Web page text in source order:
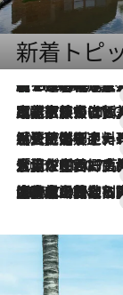
新着トピ
2026.8.7
【トンボの足水浴】ヒノキの香りに包まれて涼感マックス！約13℃の湧水かけ流しを避暑地「星野温泉 トンボの湯」で体験
2026.7.31
【ホテル帰省】という選択肢をOMOが提案。家族とほどよい距離を保つには「昼は実家、夜は気兼ねなく
2026.7.24
【夏限定ディナーコース】旬を迎える稚鮎や花ズッキーニなどをイタリア・トスカーナの郷土料理の手法で満喫！
2026.7.17
「土佐和ハーブかき氷」がOMO7高知に登場！生姜、山椒、大葉など目にも舌に
2026.7.10
NEW OPEN！【界 草津】名湯の地に誕生。趣の異なる2種の温泉と上州ならではの会席・蕎麦割烹など美食を味わう究極の癒やし旅